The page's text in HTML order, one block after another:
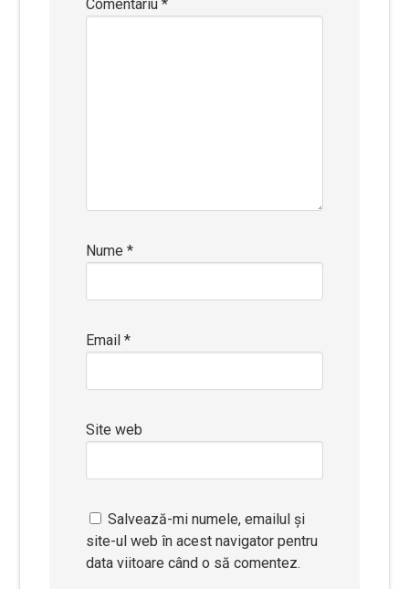
Comentariu*
Nume*
Email*
Site web
Salvează-mi numele, emailul și
site-ul web în acest navigator pentru
data viitoare când o să comentez.